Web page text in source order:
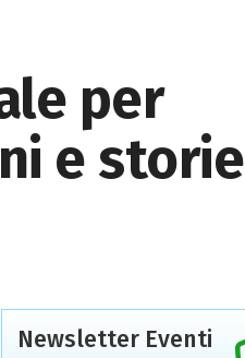
per
e storie
Newsletter Eventi